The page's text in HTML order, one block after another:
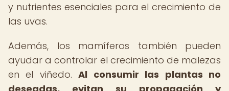
y nutrientes esenciales para el crecimiento de
las uvas.
Además, los mamíferos también pueden
ayudar a controlar el crecimiento de malezas
en el viñedo.Al consumir las plantas no